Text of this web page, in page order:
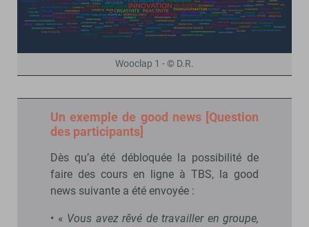
Wooclap 1 - © D.R.
Un exemple de good news [Question
des participants]
Dès qu’a été débloquée la possibilité de
faire des cours en ligne à TBS, la good
news suivante a été envoyée :
• « Vous avez rêvé de travailler en groupe,